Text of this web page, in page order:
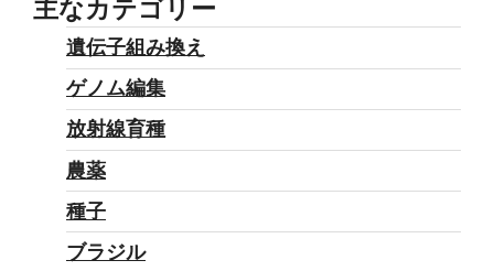
主なカテゴリー
遺伝子組み換え
ゲノム編集
放射線育種
農薬
種子
ブラジル